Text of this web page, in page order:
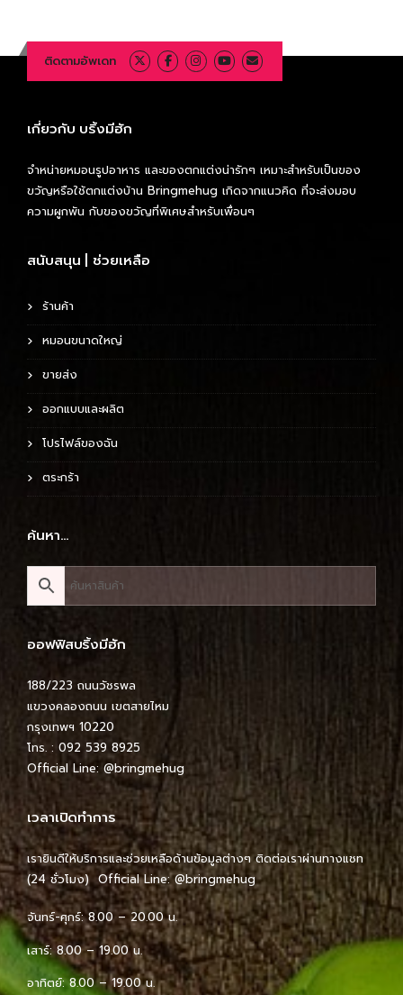
ติดตามอัพเดท
เกี่ยวกับ บริ้งมีฮัก
จำหน่ายหมอนรูปอาหาร และของตกแต่งน่ารักๆ เหมาะสำหรับเป็นของ
ขวัญหรือใช้ตกแต่งบ้าน Bringmehug เกิดจากแนวคิด ที่จะส่งมอบ
ความผูกพัน กับของขวัญที่พิเศษสำหรับเพื่อนๆ
สนับสนุน | ช่วยเหลือ
ร้านค้า
หมอนขนาดใหญ่
ขายส่ง
ออกแบบและผลิต
โปรไฟล์ของฉัน
ตระกร้า
ค้นหา…
ออฟฟิสบริ้งมีฮัก
188/223 ถนนวัชรพล
แขวงคลองถนน เขตสายไหม
กรุงเทพฯ 10220
โทร. : 092 539 8925
Official Line: @bringmehug
เวลาเปิดทำการ
เรายินดีให้บริการและช่วยเหลือด้านข้อมูลต่างๆ ติดต่อเราผ่านทางแชท
(24 ชั่วโมง) Official Line:@bringmehug
จันทร์-ศุกร์: 8.00 – 20.00 น.
เสาร์: 8.00 – 19.00 น.
อาทิตย์: 8.00 – 19.00 น.